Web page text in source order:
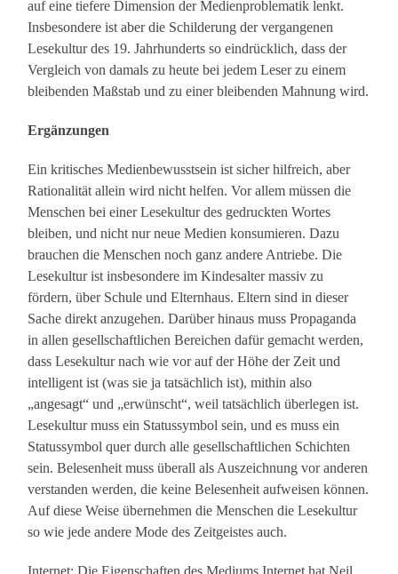
auf eine tiefere Dimension der Medienproblematik lenkt.
Insbesondere ist aber die Schilderung der vergangenen
Lesekultur des 19. Jahrhunderts so eindrücklich, dass der
Vergleich von damals zu heute bei jedem Leser zu einem
bleibenden Maßstab und zu einer bleibenden Mahnung wird.
Ergänzungen
Ein kritisches Medienbewusstsein ist sicher hilfreich, aber
Rationalität allein wird nicht helfen. Vor allem müssen die
Menschen bei einer Lesekultur des gedruckten Wortes
bleiben, und nicht nur neue Medien konsumieren. Dazu
brauchen die Menschen noch ganz andere Antriebe. Die
Lesekultur ist insbesondere im Kindesalter massiv zu
fördern, über Schule und Elternhaus. Eltern sind in dieser
Sache direkt anzugehen. Darüber hinaus muss Propaganda
in allen gesellschaftlichen Bereichen dafür gemacht werden,
dass Lesekultur nach wie vor auf der Höhe der Zeit und
intelligent ist (was sie ja tatsächlich ist), mithin also
„angesagt“ und „erwünscht“, weil tatsächlich überlegen ist.
Lesekultur muss ein Statussymbol sein, und es muss ein
Statussymbol quer durch alle gesellschaftlichen Schichten
sein. Belesenheit muss überall als Auszeichnung vor anderen
verstanden werden, die keine Belesenheit aufweisen können.
Auf diese Weise übernehmen die Menschen die Lesekultur
so wie jede andere Mode des Zeitgeistes auch.